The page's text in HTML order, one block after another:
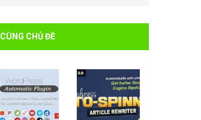
CÙNG CHỦ ĐỀ